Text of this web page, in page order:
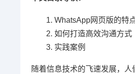
WhatsApp网页版的特
如何打造高效沟通方式
实践案例
随着信息技术的飞速发展，